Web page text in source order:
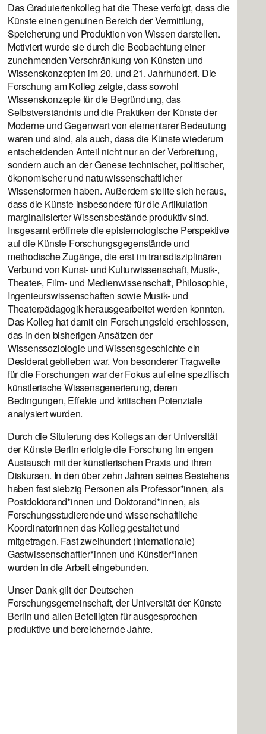
Das Graduiertenkolleg hat die These verfolgt, dass die
Künste einen genuinen Bereich der Vermittlung,
Speicherung und Produktion von Wissen darstellen.
Motiviert wurde sie durch die Beobachtung einer
zunehmenden Verschränkung von Künsten und
Wissenskonzepten im 20. und 21. Jahrhundert. Die
Forschung am Kolleg zeigte, dass sowohl
Wissenskonzepte für die Begründung, das
Selbstverständnis und die Praktiken der Künste der
Moderne und Gegenwart von elementarer Bedeutung
waren und sind, als auch, dass die Künste wiederum
entscheidenden Anteil nicht nur an der Verbreitung,
sondern auch an der Genese technischer, politischer,
ökonomischer und naturwissenschaftlicher
Wissensformen haben. Außerdem stellte sich heraus,
dass die Künste insbesondere für die Artikulation
marginalisierter Wissensbestände produktiv sind.
Insgesamt eröffnete die epistemologische Perspektive
auf die Künste Forschungsgegenstände und
methodische Zugänge, die erst im transdisziplinären
Verbund von Kunst- und Kulturwissenschaft, Musik-,
Theater-, Film- und Medienwissenschaft, Philosophie,
Ingenieurswissenschaften sowie Musik- und
Theaterpädagogik herausgearbeitet werden konnten.
Das Kolleg hat damit ein Forschungsfeld erschlossen,
das in den bisherigen Ansätzen der
Wissenssoziologie und Wissensgeschichte ein
Desiderat geblieben war. Von besonderer Tragweite
für die Forschungen war der Fokus auf eine spezifisch
künstlerische Wissensgenerierung, deren
Bedingungen, Effekte und kritischen Potenziale
analysiert wurden.
Durch die Situierung des Kollegs an der Universität
der Künste Berlin erfolgte die Forschung im engen
Austausch mit der künstlerischen Praxis und ihren
Diskursen. In den über zehn Jahren seines Bestehens
haben fast siebzig Personen als Professor*innen, als
Postdoktorand*innen und Doktorand*innen, als
Forschungsstudierende und wissenschaftliche
Koordinatorinnen das Kolleg gestaltet und
mitgetragen. Fast zweihundert (internationale)
Gastwissenschaftler*innen und Künstler*innen
wurden in die Arbeit eingebunden.
Unser Dank gilt der Deutschen
Forschungsgemeinschaft, der Universität der Künste
Berlin und allen Beteiligten für ausgesprochen
produktive und bereichernde Jahre.